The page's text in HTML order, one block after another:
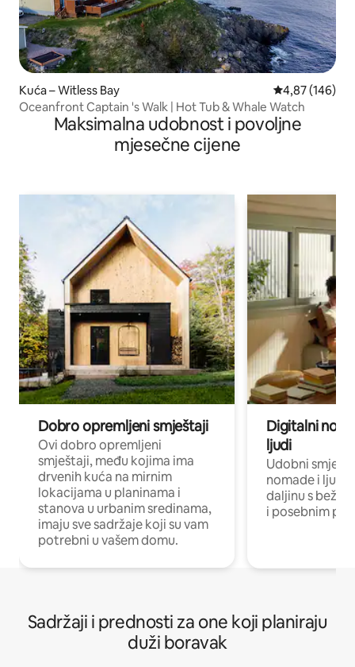
Kuća – Witless Bay Prosječna
4,87 (146)
Oceanfront Captain 's Walk | Hot Tub & Whale Watch
Maksimalna udobnost i povoljne
mjesečne cijene
Dobro opremljeni smještaji
Ovi dobro opremljeni
smještaji, među kojima ima
drvenih kuća na mirnim
lokacijama u planinama i
stanova u urbanim sredinama,
imaju sve sadržaje koji su vam
potrebni u vašem domu.
Digitalni
ljudi
Udobni
nomade i ljude
daljinu s
i posebnim
Sadržaji i prednosti za one koji planiraju
duži boravak